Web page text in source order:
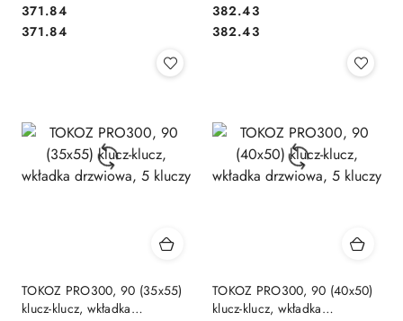
Cena:
371.84
Cena:
371.84
Cena:
382.43
Cena:
382.43
TOKOZ PRO300, 90 (35x55)
klucz-klucz, wkładka
TOKOZ PRO300, 90 (40x50)
klucz-klucz, wkładka